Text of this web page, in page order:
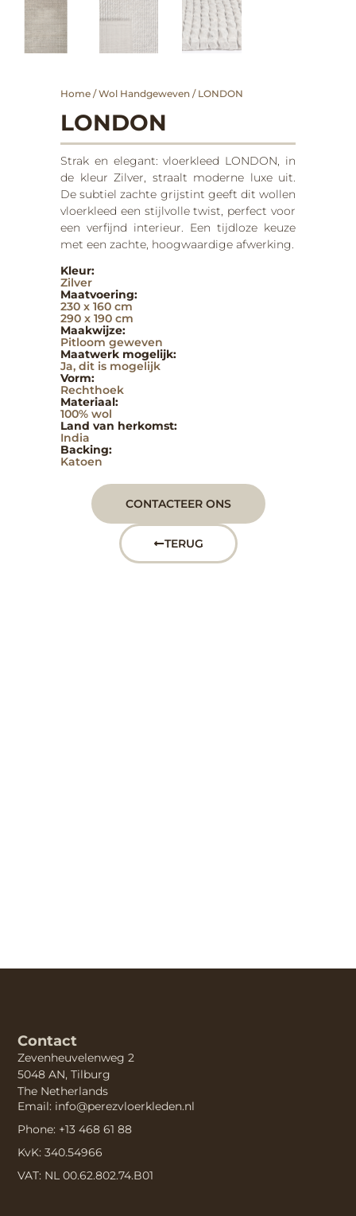
Home /Wol Handgeweven / LONDON
LONDON
Strak en elegant: vloerkleed LONDON, in
de kleur Zilver, straalt moderne luxe uit.
De subtiel zachte grijstint geeft dit wollen
vloerkleed een stijlvolle twist, perfect voor
een verfijnd interieur. Een tijdloze keuze
met een zachte, hoogwaardige afwerking.
Kleur:
Zilver
Maatvoering:
230 x 160 cm
290 x 190 cm
Maakwijze:
Pitloom geweven
Maatwerk mogelijk:
Ja, dit is mogelijk
Vorm:
Rechthoek
Materiaal:
100% wol
Land van herkomst:
India
Backing:
Katoen
CONTACTEER ONS
TERUG
Contact
Zevenheuvelenweg 2
5048 AN, Tilburg
The Netherlands
Email: info@perezvloerkleden.nl
Phone: +13 468 61 88
KvK: 340.54966
VAT: NL 00.62.802.74.B01